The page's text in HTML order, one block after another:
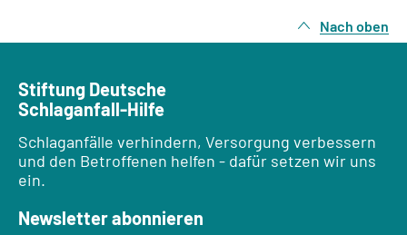
Nach oben
Stiftung Deutsche
Schlaganfall-Hilfe
Schlaganfälle verhindern, Versorgung verbessern
und den Betroffenen helfen - dafür setzen wir uns
ein.
Newsletter abonnieren